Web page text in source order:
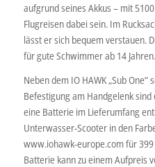
aufgrund seines Akkus – mit
Flugreisen dabei sein. Im
lässt er sich bequem verstauen.
für gute Schwimmer ab 14 Jahren.
Neben dem IO HAWK „Sub
Befestigung am Handgelenk
eine Batterie im Lieferumfang
Unterwasser-Scooter in den
www.iohawk-europe.com für
Batterie kann zu einem Aufpreis